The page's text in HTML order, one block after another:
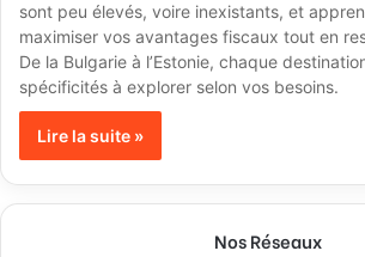
sont peu élevés, voire inexistants, et
maximiser vos avantages fiscaux tout en
De la Bulgarie à l’Estonie, chaque
spécificités à explorer selon vos besoins.
Lire la suite »
Nos Réseaux